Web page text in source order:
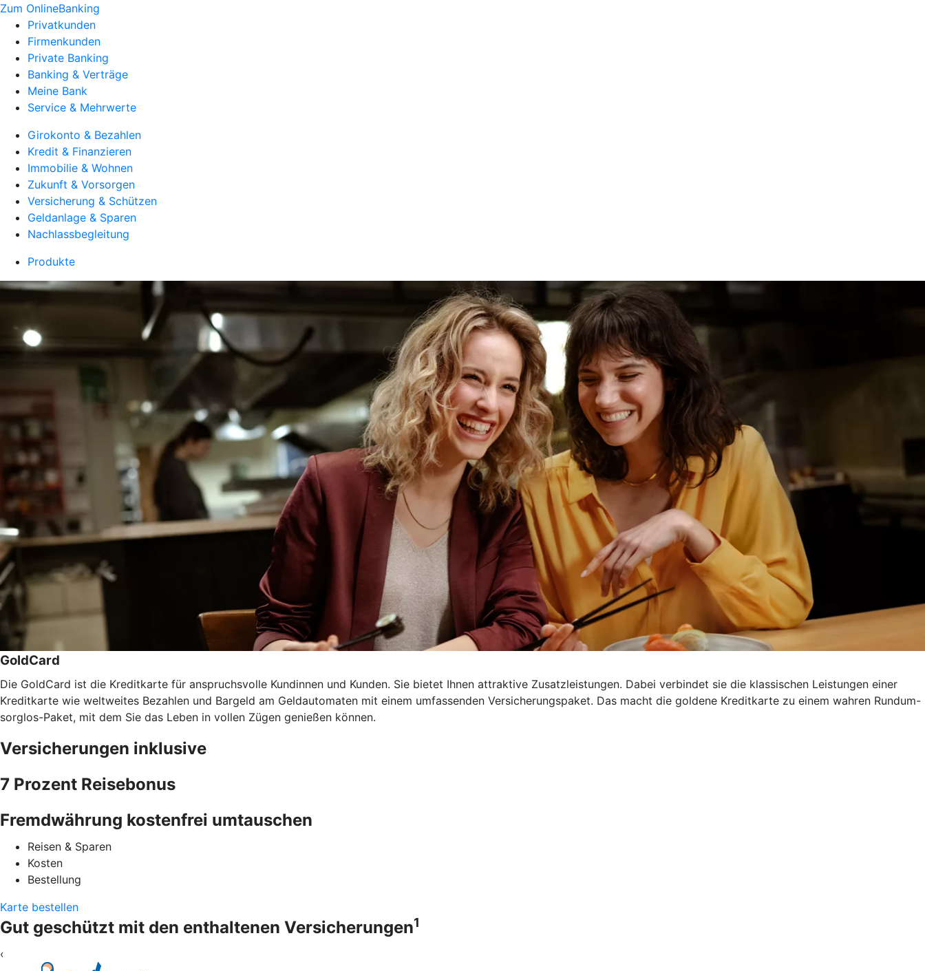
Zum OnlineBanking
Privatkunden
Firmenkunden
Private Banking
Banking & Verträge
Meine Bank
Service & Mehrwerte
Girokonto & Bezahlen
Kredit & Finanzieren
Immobilie & Wohnen
Zukunft & Vorsorgen
Versicherung & Schützen
Geldanlage & Sparen
Nachlassbegleitung
Produkte
GoldCard
Die GoldCard ist die Kreditkarte für anspruchsvolle Kundinnen und Kunden. Sie bietet Ihnen attraktive Zusatzleistungen. Dabei verbindet sie die klassischen Leistungen einer
Kreditkarte wie weltweites Bezahlen und Bargeld am Geldautomaten mit einem umfassenden Versicherungspaket. Das macht die goldene Kreditkarte zu einem wahren Rundum-
sorglos-Paket, mit dem Sie das Leben in vollen Zügen genießen können.
Versicherungen inklusive
7 Prozent Reisebonus
Fremdwährung kostenfrei umtauschen
Reisen & Sparen
Kosten
Bestellung
Karte bestellen
Gut geschützt mit den enthaltenen Versicherungen1
‹